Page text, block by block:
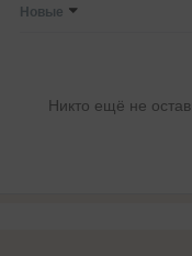
Новые
Никто ещё не